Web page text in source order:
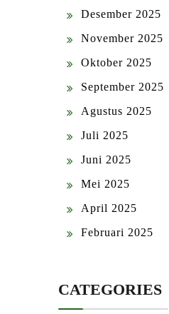
Desember 2025
November 2025
Oktober 2025
September 2025
Agustus 2025
Juli 2025
Juni 2025
Mei 2025
April 2025
Februari 2025
CATEGORIES